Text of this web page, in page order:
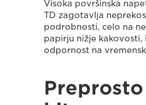
Visoka površinska
TD zagotavlja
podrobnosti, celo na
papirju nižje kakovosti,
odpornost na